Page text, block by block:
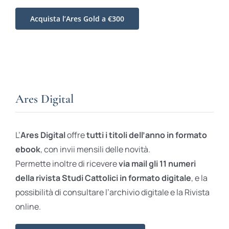
Acquista l’Ares Gold a €300
Ares Digital
L’Ares Digitaloffretutti i titoli dell’anno in formato
ebook, con invii mensili delle novità.
Permette inoltre di riceverevia mail gli 11 numeri
della rivista Studi Cattolici in formato digitale, e la
possibilità di consultare l’archivio digitale e la Rivista
online.